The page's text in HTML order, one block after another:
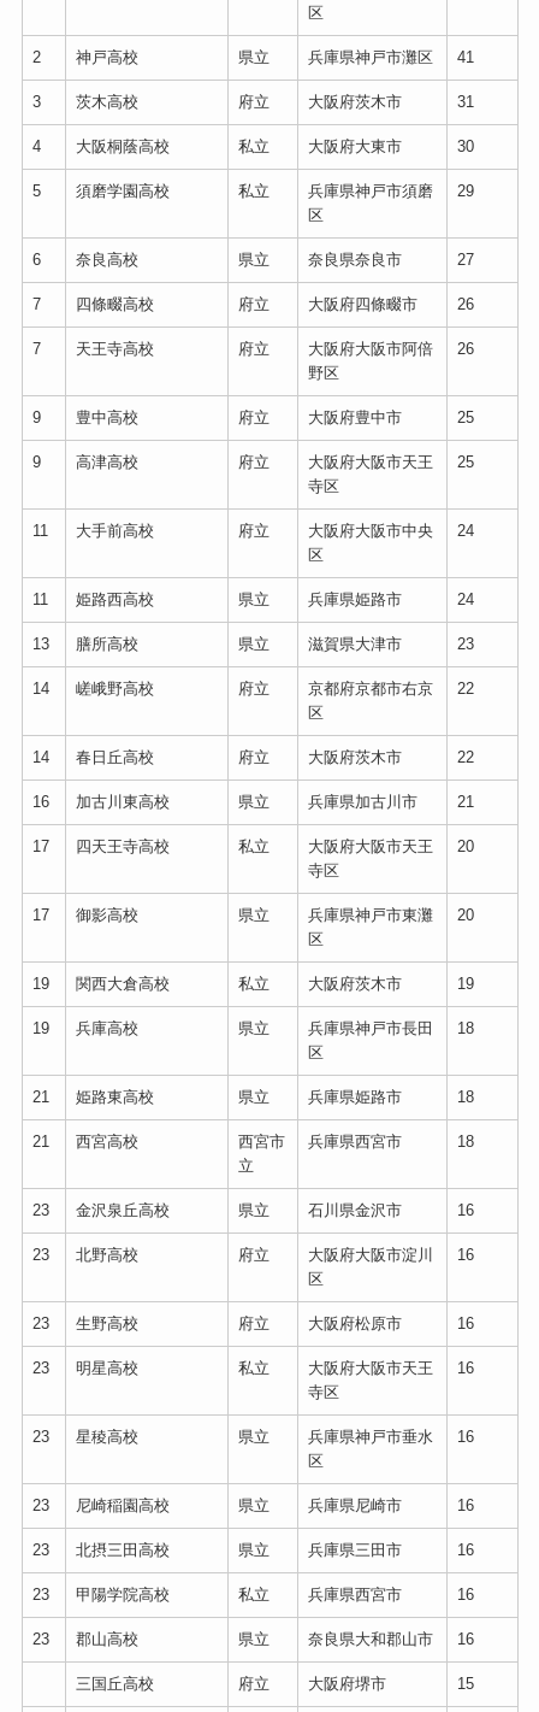
区
2 神戸高校 県立 兵庫県神戸市灘区 41
3 茨木高校 府立 大阪府茨木市 31
4 大阪桐蔭高校 私立 大阪府大東市 30
5 須磨学園高校 私立
兵庫県神戸市須磨
区
29
6 奈良高校 県立 奈良県奈良市 27
7 四條畷高校 府立 大阪府四條畷市 26
7 天王寺高校 府立
大阪府大阪市阿倍
野区
26
9 豊中高校 府立 大阪府豊中市 25
9 高津高校 府立
大阪府大阪市天王
寺区
25
11 大手前高校 府立
大阪府大阪市中央
区
24
11 姫路西高校 県立 兵庫県姫路市 24
13 膳所高校 県立 滋賀県大津市 23
14 嵯峨野高校 府立
京都府京都市右京
区
22
14 春日丘高校 府立 大阪府茨木市 22
16 加古川東高校 県立 兵庫県加古川市 21
17 四天王寺高校 私立
大阪府大阪市天王
寺区
20
17 御影高校 県立
兵庫県神戸市東灘
区
20
19 関西大倉高校 私立 大阪府茨木市 19
19 兵庫高校 県立
兵庫県神戸市長田
区
18
21 姫路東高校 県立 兵庫県姫路市 18
21 西宮高校
西宮市
立
兵庫県西宮市 18
23 金沢泉丘高校 県立 石川県金沢市 16
23 北野高校 府立
大阪府大阪市淀川
区
16
23 生野高校 府立 大阪府松原市 16
23 明星高校 私立
大阪府大阪市天王
寺区
16
23 星稜高校 県立
兵庫県神戸市垂水
区
16
23 尼崎稲園高校 県立 兵庫県尼崎市 16
23 北摂三田高校 県立 兵庫県三田市 16
23 甲陽学院高校 私立 兵庫県西宮市 16
23 郡山高校 県立 奈良県大和郡山市 16
三国丘高校 府立 大阪府堺市 15